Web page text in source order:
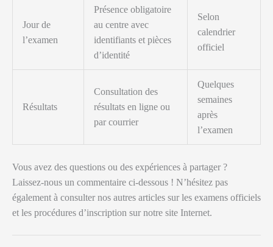
Jour de
l’examen
Présence obligatoire
au centre avec
identifiants et pièces
d’identité
Selon
calendrier
officiel
Résultats
Consultation des
résultats en ligne ou
par courrier
Quelques
semaines
après
l’examen
Vous avez des questions ou des expériences à partager ?
Laissez-nous un commentaire ci-dessous ! N’hésitez pas
également à consulter nos autres articles sur les examens officiels
et les procédures d’inscription sur notre site Internet.